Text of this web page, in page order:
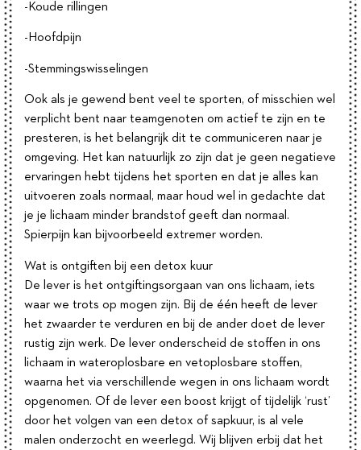
-Koude rillingen
-Hoofdpijn
-Stemmingswisselingen
Ook als je gewend bent veel te sporten, of misschien wel
verplicht bent naar teamgenoten om actief te zijn en te
presteren, is het belangrijk dit te communiceren naar je
omgeving. Het kan natuurlijk zo zijn dat je geen negatieve
ervaringen hebt tijdens het sporten en dat je alles kan
uitvoeren zoals normaal, maar houd wel in gedachte dat
je je lichaam minder brandstof geeft dan normaal.
Spierpijn kan bijvoorbeeld extremer worden.
Wat is ontgiften bij een detox kuur
De lever is het ontgiftingsorgaan van ons lichaam, iets
waar we trots op mogen zijn. Bij de één heeft de lever
het zwaarder te verduren en bij de ander doet de lever
rustig zijn werk. De lever onderscheid de stoffen in ons
lichaam in wateroplosbare en vetoplosbare stoffen,
waarna het via verschillende wegen in ons lichaam wordt
opgenomen. Of de lever een boost krijgt of tijdelijk ‘rust’
door het volgen van een detox of sapkuur, is al vele
malen onderzocht en weerlegd. Wij blijven erbij dat het